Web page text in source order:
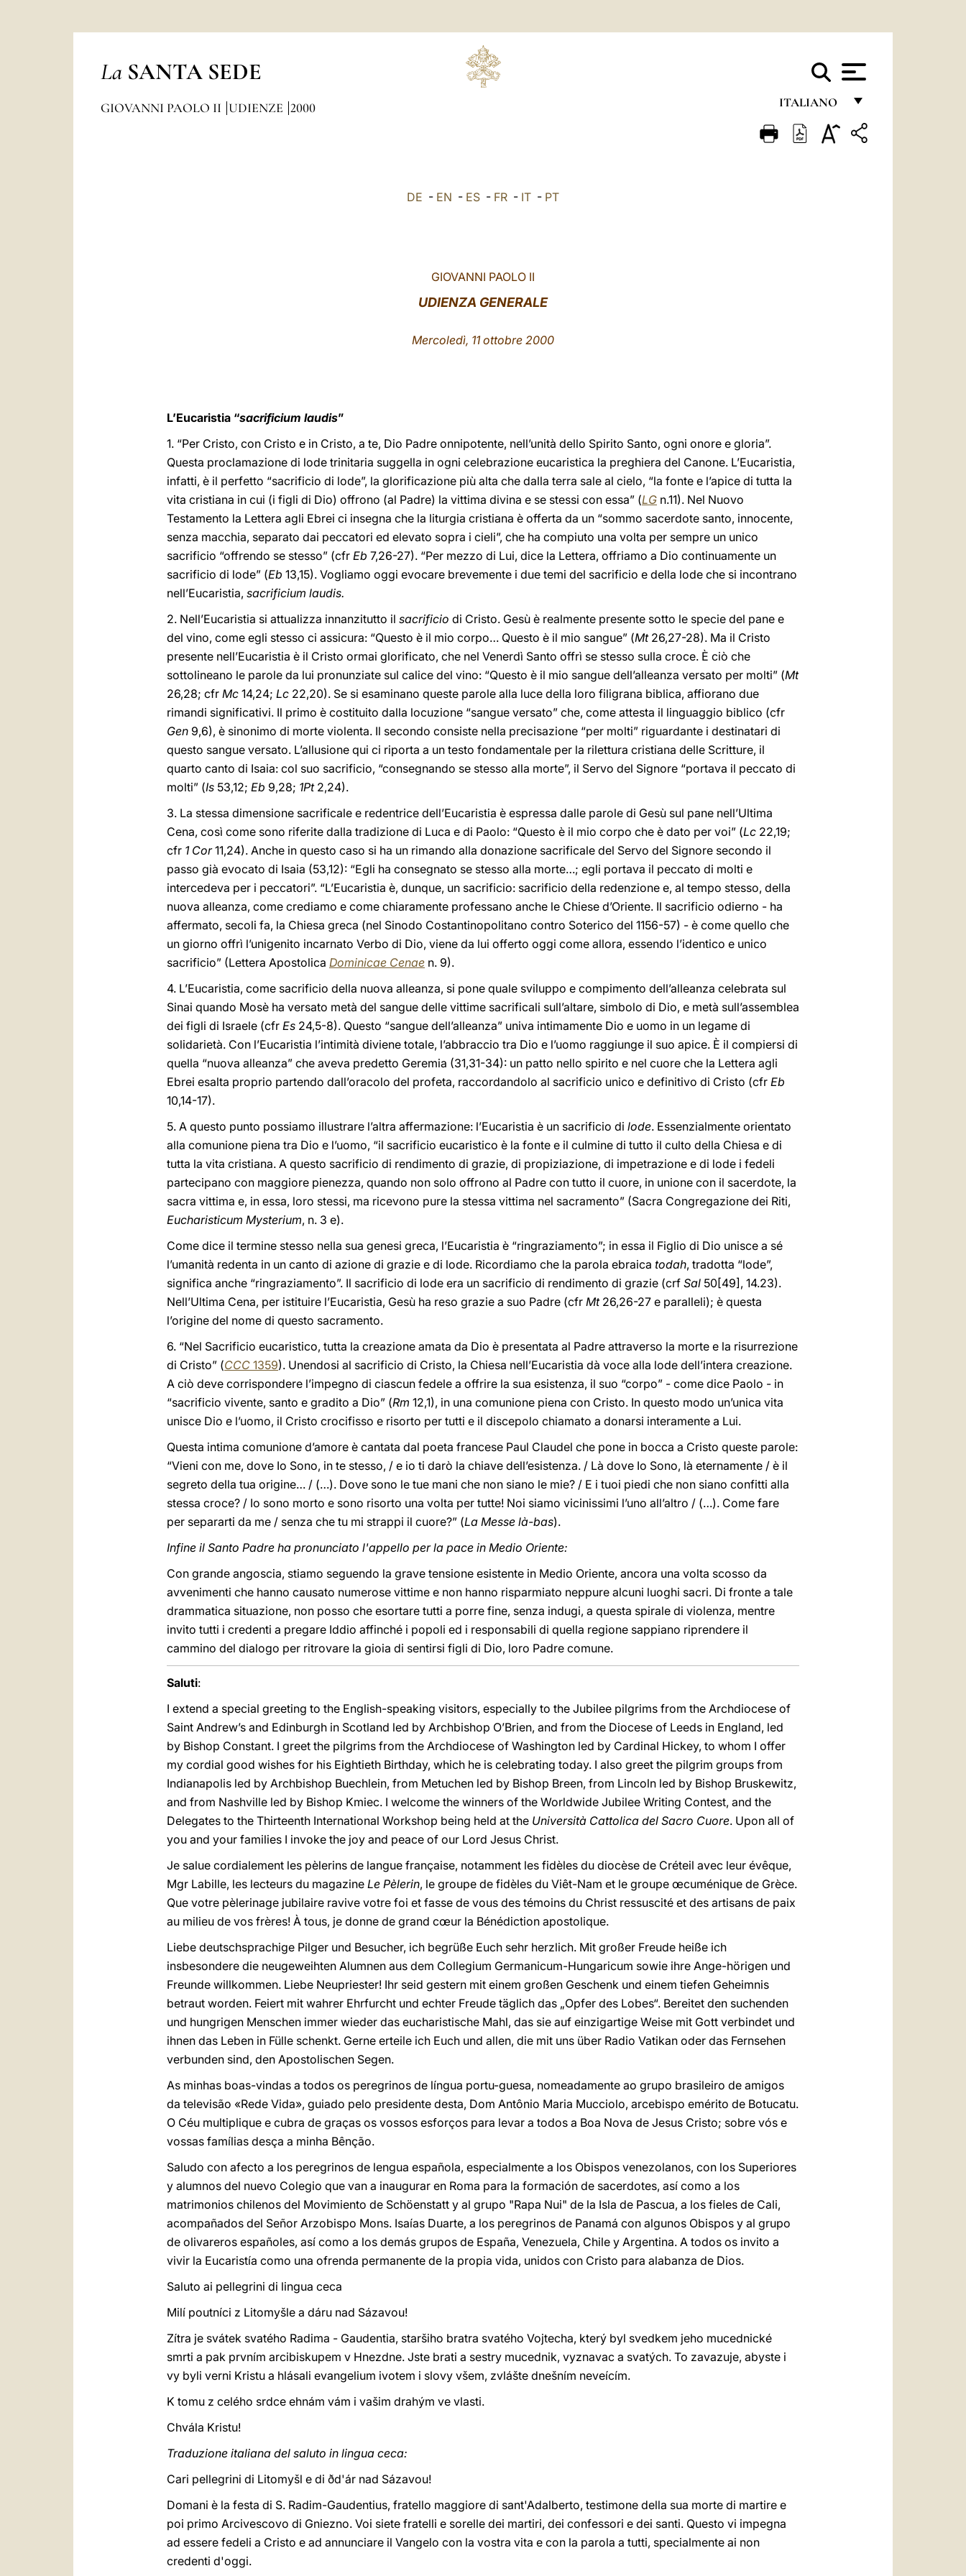
La SANTA SEDE
ITALIANO
FRANÇAIS
GIOVANNI PAOLO II UDIENZE 2000
DE - EN - ES - FR - IT - PT
GIOVANNI PAOLO II
UDIENZA GENERALE
Mercoledì, 11 ottobre 2000
L’Eucaristia “sacrificium laudis”
1. “Per Cristo, con Cristo e in Cristo, a te, Dio Padre onnipotente, nell’unità dello Spirito Santo, ogni onore e gloria”.
Questa proclamazione di lode trinitaria suggella in ogni celebrazione eucaristica la preghiera del Canone. L’Eucaristia,
infatti, è il perfetto “sacrificio di lode”, la glorificazione più alta che dalla terra sale al cielo, “la fonte e l’apice di tutta la
vita cristiana in cui (i figli di Dio) offrono (al Padre) la vittima divina e se stessi con essa” (LG n.11). Nel Nuovo
Testamento la Lettera agli Ebrei ci insegna che la liturgia cristiana è offerta da un “sommo sacerdote santo, innocente,
senza macchia, separato dai peccatori ed elevato sopra i cieli”, che ha compiuto una volta per sempre un unico
sacrificio “offrendo se stesso” (cfr Eb 7,26-27). “Per mezzo di Lui, dice la Lettera, offriamo a Dio continuamente un
sacrificio di lode” (Eb 13,15). Vogliamo oggi evocare brevemente i due temi del sacrificio e della lode che si incontrano
nell’Eucaristia, sacrificium laudis.
2. Nell’Eucaristia si attualizza innanzitutto il sacrificio di Cristo. Gesù è realmente presente sotto le specie del pane e
del vino, come egli stesso ci assicura: “Questo è il mio corpo… Questo è il mio sangue” (Mt26,27-28). Ma il Cristo
presente nell’Eucaristia è il Cristo ormai glorificato, che nel Venerdì Santo offrì se stesso sulla croce. È ciò che
sottolineano le parole da lui pronunziate sul calice del vino: “Questo è il mio sangue dell’alleanza versato per molti” (Mt
26,28; cfr Mc 14,24; Lc 22,20). Se si esaminano queste parole alla luce della loro filigrana biblica, affiorano due
rimandi significativi. Il primo è costituito dalla locuzione “sangue versato” che, come attesta il linguaggio biblico (cfr
Gen 9,6), è sinonimo di morte violenta. Il secondo consiste nella precisazione “per molti” riguardante i destinatari di
questo sangue versato. L’allusione qui ci riporta a un testo fondamentale per la rilettura cristiana delle Scritture, il
quarto canto di Isaia: col suo sacrificio, “consegnando se stesso alla morte”, il Servo del Signore “portava il peccato di
molti” (Is 53,12; Eb 9,28; 1Pt2,24).
3. La stessa dimensione sacrificale e redentrice dell’Eucaristia è espressa dalle parole di Gesù sul pane nell’Ultima
Cena, così come sono riferite dalla tradizione di Luca e di Paolo: “Questo è il mio corpo che è dato per voi” (Lc 22,19;
cfr 1 Cor11,24). Anche in questo caso si ha un rimando alla donazione sacrificale del Servo del Signore secondo il
passo già evocato di Isaia (53,12): “Egli ha consegnato se stesso alla morte…; egli portava il peccato di molti e
intercedeva per i peccatori”. “L’Eucaristia è, dunque, un sacrificio: sacrificio della redenzione e, al tempo stesso, della
nuova alleanza, come crediamo e come chiaramente professano anche le Chiese d’Oriente. Il sacrificio odierno - ha
affermato, secoli fa, la Chiesa greca (nel Sinodo Costantinopolitano contro Soterico del 1156-57) - è come quello che
un giorno offrì l’unigenito incarnato Verbo di Dio, viene da lui offerto oggi come allora, essendo l’identico e unico
sacrificio” (Lettera Apostolica Dominicae Cenae n. 9).
4. L’Eucaristia, come sacrificio della nuova alleanza, si pone quale sviluppo e compimento dell’alleanza celebrata sul
Sinai quando Mosè ha versato metà del sangue delle vittime sacrificali sull’altare, simbolo di Dio, e metà sull’assemblea
dei figli di Israele (cfr Es 24,5-8). Questo “sangue dell’alleanza” univa intimamente Dio e uomo in un legame di
solidarietà. Con l’Eucaristia l’intimità diviene totale, l’abbraccio tra Dio e l’uomo raggiunge il suo apice. È il compiersi di
quella “nuova alleanza” che aveva predetto Geremia (31,31-34): un patto nello spirito e nel cuore che la Lettera agli
Ebrei esalta proprio partendo dall’oracolo del profeta, raccordandolo al sacrificio unico e definitivo di Cristo (cfr Eb
10,14-17).
5. A questo punto possiamo illustrare l’altra affermazione: l’Eucaristia è un sacrificio di lode. Essenzialmente orientato
alla comunione piena tra Dio e l’uomo, “il sacrificio eucaristico è la fonte e il culmine di tutto il culto della Chiesa e di
tutta la vita cristiana. A questo sacrificio di rendimento di grazie, di propiziazione, di impetrazione e di lode i fedeli
partecipano con maggiore pienezza, quando non solo offrono al Padre con tutto il cuore, in unione con il sacerdote, la
sacra vittima e, in essa, loro stessi, ma ricevono pure la stessa vittima nel sacramento” (Sacra Congregazione dei Riti,
Eucharisticum Mysterium, n. 3 e).
Come dice il termine stesso nella sua genesi greca, l’Eucaristia è “ringraziamento”; in essa il Figlio di Dio unisce a sé
l’umanità redenta in un canto di azione di grazie e di lode. Ricordiamo che la parola ebraica todah, tradotta “lode”,
significa anche “ringraziamento”. Il sacrificio di lode era un sacrificio di rendimento di grazie (crf Sal 50[49], 14.23).
Nell’Ultima Cena, per istituire l’Eucaristia, Gesù ha reso grazie a suo Padre (cfr Mt26,26-27 e paralleli); è questa
l’origine del nome di questo sacramento.
6. “Nel Sacrificio eucaristico, tutta la creazione amata da Dio è presentata al Padre attraverso la morte e la risurrezione
di Cristo” (CCC 1359). Unendosi al sacrificio di Cristo, la Chiesa nell’Eucaristia dà voce alla lode dell’intera creazione.
A ciò deve corrispondere l’impegno di ciascun fedele a offrire la sua esistenza, il suo “corpo” - come dice Paolo - in
“sacrificio vivente, santo e gradito a Dio” (Rm 12,1), in una comunione piena con Cristo. In questo modo un’unica vita
unisce Dio e l’uomo, il Cristo crocifisso e risorto per tutti e il discepolo chiamato a donarsi interamente a Lui.
Questa intima comunione d’amore è cantata dal poeta francese Paul Claudel che pone in bocca a Cristo queste parole:
“Vieni con me, dove Io Sono, in te stesso, / e io ti darò la chiave dell’esistenza. / Là dove Io Sono, là eternamente / è il
segreto della tua origine… / (…). Dove sono le tue mani che non siano le mie? / E i tuoi piedi che non siano confitti alla
stessa croce? / Io sono morto e sono risorto una volta per tutte! Noi siamo vicinissimi l’uno all’altro / (…). Come fare
per separarti da me / senza che tu mi strappi il cuore?” (La Messe là-bas).
Infine il Santo Padre ha pronunciato l'appello per la pace in Medio Oriente:
Con grande angoscia, stiamo seguendo la grave tensione esistente in Medio Oriente, ancora una volta scosso da
avvenimenti che hanno causato numerose vittime e non hanno risparmiato neppure alcuni luoghi sacri. Di fronte a tale
drammatica situazione, non posso che esortare tutti a porre fine, senza indugi, a questa spirale di violenza, mentre
invito tutti i credenti a pregare Iddio affinché i popoli ed i responsabili di quella regione sappiano riprendere il
cammino del dialogo per ritrovare la gioia di sentirsi figli di Dio, loro Padre comune.
Saluti:
I extend a special greeting to the English-speaking visitors, especially to the Jubilee pilgrims from the Archdiocese of
Saint Andrew’s and Edinburgh in Scotland led by Archbishop O’Brien, and from the Diocese of Leeds in England, led
by Bishop Constant. I greet the pilgrims from the Archdiocese of Washington led by Cardinal Hickey, to whom I offer
my cordial good wishes for his Eightieth Birthday, which he is celebrating today. I also greet the pilgrim groups from
Indianapolis led by Archbishop Buechlein, from Metuchen led by Bishop Breen, from Lincoln led by Bishop Bruskewitz,
and from Nashville led by Bishop Kmiec. I welcome the winners of the Worldwide Jubilee Writing Contest, and the
Delegates to the Thirteenth International Workshop being held at the Università Cattolica del Sacro Cuore. Upon all of
you and your families I invoke the joy and peace of our Lord Jesus Christ.
Je salue cordialement les pèlerins de langue française, notamment les fidèles du diocèse de Créteil avec leur évêque,
Mgr Labille, les lecteurs du magazine Le Pèlerin, le groupe de fidèles du Viêt-Nam et le groupe œcuménique de Grèce.
Que votre pèlerinage jubilaire ravive votre foi et fasse de vous des témoins du Christ ressuscité et des artisans de paix
au milieu de vos frères! À tous, je donne de grand cœur la Bénédiction apostolique.
Liebe deutschsprachige Pilger und Besucher, ich begrüße Euch sehr herzlich. Mit großer Freude heiße ich
insbesondere die neugeweihten Alumnen aus dem Collegium Germanicum-Hungaricum sowie ihre Ange-hörigen und
Freunde willkommen. Liebe Neupriester! Ihr seid gestern mit einem großen Geschenk und einem tiefen Geheimnis
betraut worden. Feiert mit wahrer Ehrfurcht und echter Freude täglich das „Opfer des Lobes“. Bereitet den suchenden
und hungrigen Menschen immer wieder das eucharistische Mahl, das sie auf einzigartige Weise mit Gott verbindet und
ihnen das Leben in Fülle schenkt. Gerne erteile ich Euch und allen, die mit uns über Radio Vatikan oder das Fernsehen
verbunden sind, den Apostolischen Segen.
As minhas boas-vindas a todos os peregrinos de língua portu-guesa, nomeadamente ao grupo brasileiro de amigos
da televisão «Rede Vida», guiado pelo presidente desta, Dom Antônio Maria Mucciolo, arcebispo emérito de Botucatu.
O Céu multiplique e cubra de graças os vossos esforços para levar a todos a Boa Nova de Jesus Cristo; sobre vós e
vossas famílias desça a minha Bênção.
Saludo con afecto a los peregrinos de lengua española, especialmente a los Obispos venezolanos, con los Superiores
y alumnos del nuevo Colegio que van a inaugurar en Roma para la formación de sacerdotes, así como a los
matrimonios chilenos del Movimiento de Schöenstatt y al grupo "Rapa Nui" de la Isla de Pascua, a los fieles de Cali,
acompañados del Señor Arzobispo Mons. Isaías Duarte, a los peregrinos de Panamá con algunos Obispos y al grupo
de olivareros españoles, así como a los demás grupos de España, Venezuela, Chile y Argentina. A todos os invito a
vivir la Eucaristía como una ofrenda permanente de la propia vida, unidos con Cristo para alabanza de Dios.
Saluto ai pellegrini di lingua ceca
Milí poutníci z Litomyšle a dáru nad Sázavou!
Zítra je svátek svatého Radima - Gaudentia, staršiho bratra svatého Vojtecha, který byl svedkem jeho mucednické
smrti a pak prvním arcibiskupem v Hnezdne. Jste brati a sestry mucednik, vyznavac a svatých. To zavazuje, abyste i
vy byli verni Kristu a hlásali evangelium ivotem i slovy všem, zvlášte dnešním neveícím.
K tomu z celého srdce ehnám vám i vašim drahým ve vlasti.
Chvála Kristu!
Traduzione italiana del saluto in lingua ceca:
Cari pellegrini di Litomyšl e di ðd'ár nad Sázavou!
Domani è la festa di S. Radim-Gaudentius, fratello maggiore di sant'Adalberto, testimone della sua morte di martire e
poi primo Arcivescovo di Gniezno. Voi siete fratelli e sorelle dei martiri, dei confessori e dei santi. Questo vi impegna
ad essere fedeli a Cristo e ad annunciare il Vangelo con la vostra vita e con la parola a tutti, specialmente ai non
credenti d'oggi.